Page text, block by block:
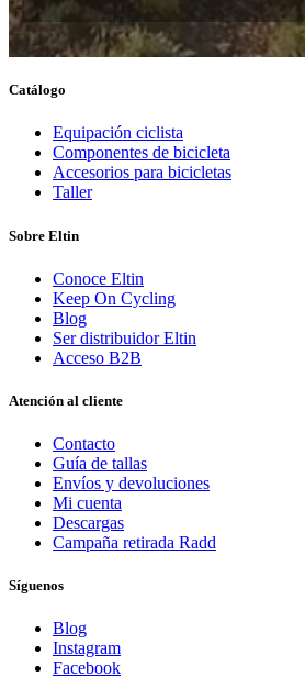
Catálogo
Equipación ciclista
Componentes de bicicleta
Accesorios para bicicletas
Taller
Sobre Eltin
Conoce Eltin
Keep On Cycling
Blog
Ser distribuidor Eltin
Acceso B2B
Atención al cliente
Contacto
Guía de tallas
Envíos y devoluciones
Mi cuenta
Descargas
Campaña retirada Radd
Síguenos
Blog
Instagram
Facebook